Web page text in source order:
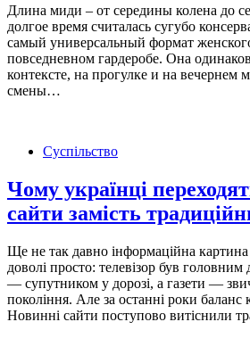
Длина миди – от середины колена до
долгое время считалась сугубо
самый универсальный формат
повседневном гардеробе. Она
контексте, на прогулке и на вечернем
смены…
Суспільство
Чому українці
сайти замість
Ще не так давно інформаційна картина
доволі просто: телевізор був
— супутником у дорозі, а газети —
покоління. Але за останні роки баланс
Новинні сайти поступово витіснили